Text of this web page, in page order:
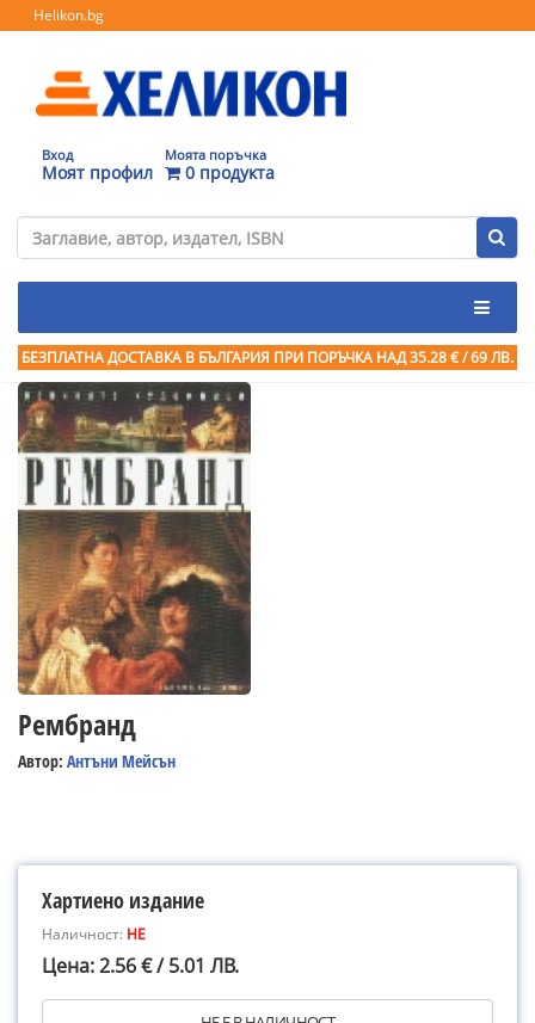
Helikon.bg
Вход
Моят профил
Моята поръчка
0 продукта
БЕЗПЛАТНА ДОСТАВКА В БЪЛГАРИЯ ПРИ ПОРЪЧКА НАД 35.28 € / 69 ЛВ.
Рембранд
Автор: Антъни Мейсън
Хартиено издание
Наличност: НЕ
Цена: 2.56 € / 5.01 ЛВ.